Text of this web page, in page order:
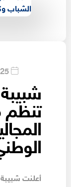
شبيبة
تنظم
أعلنت شبيبة